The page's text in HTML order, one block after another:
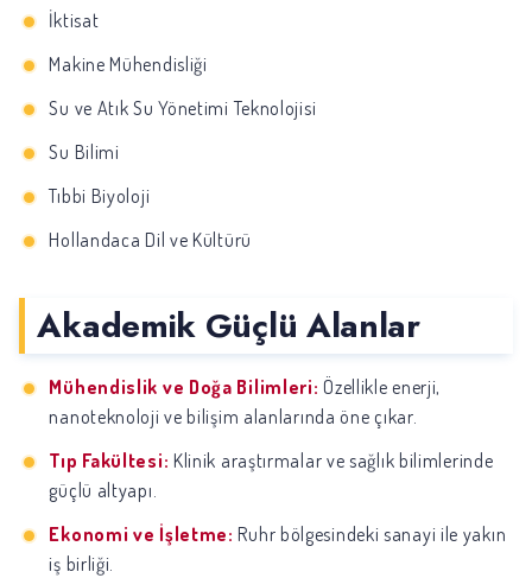
İktisat
Makine Mühendisliği
Su ve Atık Su Yönetimi Teknolojisi
Su Bilimi
Tıbbi Biyoloji
Hollandaca Dil ve Kültürü
Akademik Güçlü Alanlar
Mühendislik ve Doğa Bilimleri: Özellikle enerji,
nanoteknoloji ve bilişim alanlarında öne çıkar.
Tıp Fakültesi: Klinik araştırmalar ve sağlık bilimlerinde
güçlü altyapı.
Ekonomi ve İşletme: Ruhr bölgesindeki sanayi ile yakın
iş birliği.